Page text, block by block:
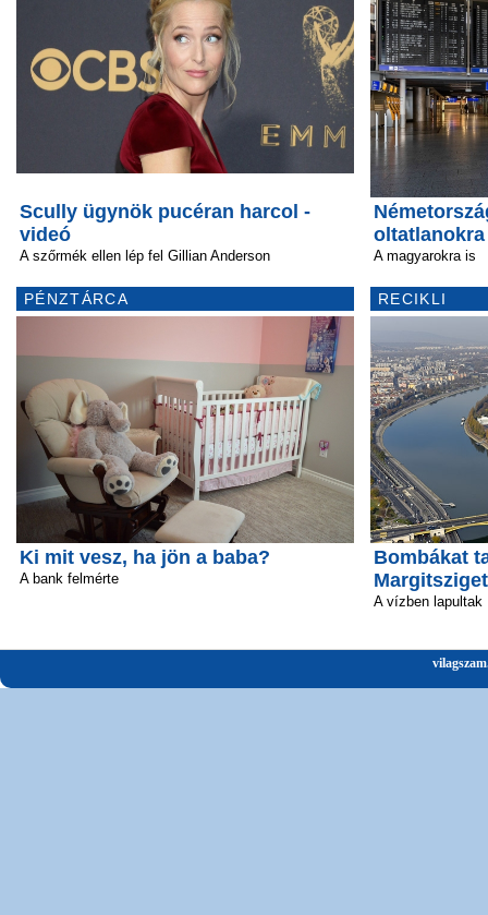
Scully ügynök pucéran harcol -
videó
A szőrmék ellen lép fel Gillian Anderson
PÉNZTÁRCA
Ki mit vesz, ha jön a baba?
A bank felmérte
oltatlanokra
A magyarokra is
RECIKLI
Bombákat
A vízben lapultak